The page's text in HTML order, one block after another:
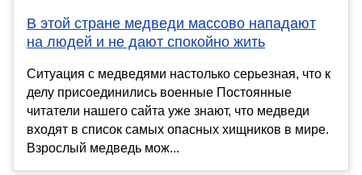
В этой стране медведи массово нападают
на людей и не дают спокойно жить
Ситуация с медведями настолько серьезная, что к
делу присоединились военные Постоянные
читатели нашего сайта уже знают, что медведи
входят в список самых опасных хищников в мире.
Взрослый медведь мож...